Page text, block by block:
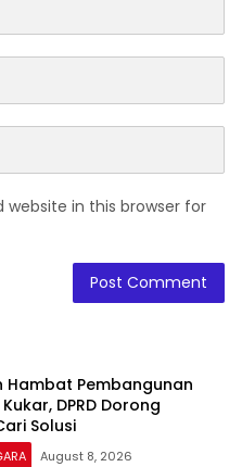
website in this browser for
Hambat Pembangunan
DPRD Dorong
Solusi
August 8, 2026